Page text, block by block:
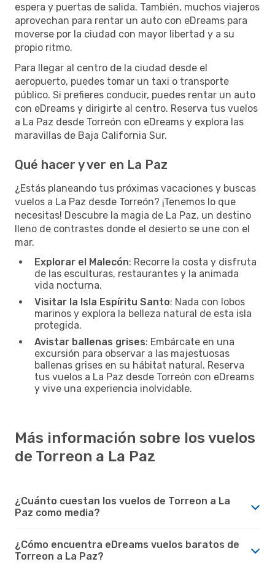
espera y puertas de salida. También, muchos viajeros
aprovechan para rentar un auto con eDreams para
moverse por la ciudad con mayor libertad y a su
propio ritmo.
Para llegar al centro de la ciudad desde el
aeropuerto, puedes tomar un taxi o transporte
público. Si prefieres conducir, puedes rentar un auto
con eDreams y dirigirte al centro. Reserva tus vuelos
a La Paz desde Torreón con eDreams y explora las
maravillas de Baja California Sur.
Qué hacer y ver en La Paz
¿Estás planeando tus próximas vacaciones y buscas
vuelos a La Paz desde Torreón? ¡Tenemos lo que
necesitas! Descubre la magia de La Paz, un destino
lleno de contrastes donde el desierto se une con el
mar.
Explorar el Malecón: Recorre la costa y disfruta
de las esculturas, restaurantes y la animada
vida nocturna.
Visitar la Isla Espíritu Santo: Nada con lobos
marinos y explora la belleza natural de esta isla
protegida.
Avistar ballenas grises: Embárcate en una
excursión para observar a las majestuosas
ballenas grises en su hábitat natural. Reserva
tus vuelos a La Paz desde Torreón con eDreams
y vive una experiencia inolvidable.
Más información sobre los vuelos
de Torreon a La Paz
¿Cuánto cuestan los vuelos de Torreon a La
Paz como media?
¿Cómo encuentra eDreams vuelos baratos de
Torreon a La Paz?